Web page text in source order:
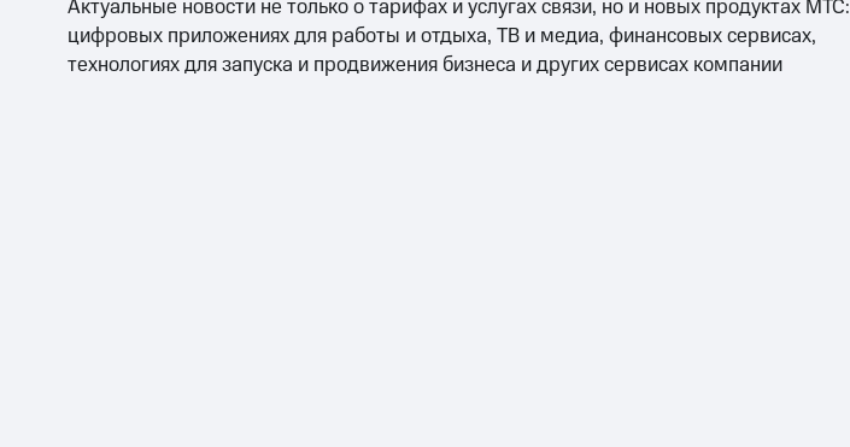
Актуальные новости не только о тарифах и услугах связи, но и новых продуктах МТС:
цифровых приложениях для работы и отдыха, ТВ и медиа, финансовых сервисах,
технологиях для запуска и продвижения бизнеса и других сервисах компании